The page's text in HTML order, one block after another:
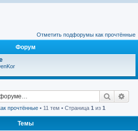
к
Отметить подфорумы как прочтённые
Форум
Поиск
прочтённые • 11 тем • Страница 1 из 1
Темы